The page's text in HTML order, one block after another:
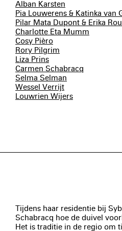
Alban Karsten
Pia Louwerens & Katinka van
Pilar Mata Dupont & Erika
Charlotte Eta Mumm
Cosy Pièro
Rory Pilgrim
Liza Prins
Carmen Schabracq
Selma Selman
Wessel Verrijt
Louwrien Wijers
Tijdens haar residentie bij
Schabracq hoe de duivel
Het is traditie in de regio om